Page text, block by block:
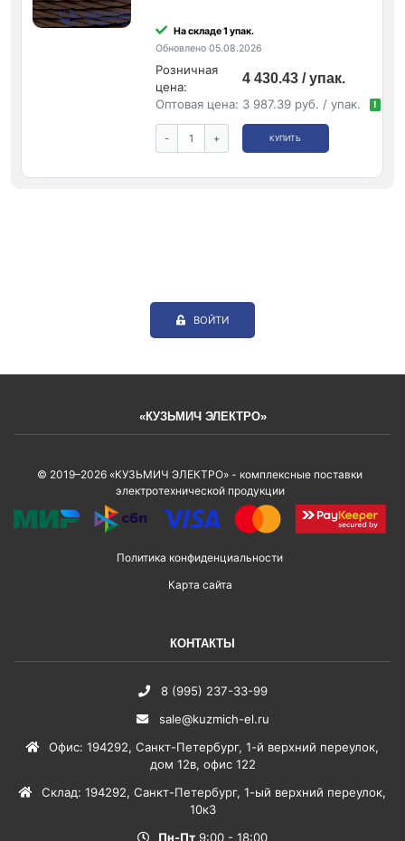
На складе 1 упак.
Обновлено 05.08.2026
Розничная
цена:
4 430.43 / упак.
Оптовая цена: 3 987.39 руб. / упак. !
- + КУПИТЬ
ВОЙТИ
«КУЗЬМИЧ ЭЛЕКТРО»
© 2019–2026 «КУЗЬМИЧ ЭЛЕКТРО» - комплексные поставки
электротехнической продукции
Политика конфиденциальности
Карта сайта
КОНТАКТЫ
8 (995) 237-33-99
sale@kuzmich-el.ru
Офис: 194292, Санкт-Петербург, 1-й верхний переулок,
дом 12в, офис 122
Склад: 194292, Санкт-Петербург, 1-ый верхний переулок,
10к3
Пн-Пт 9:00 - 18:00